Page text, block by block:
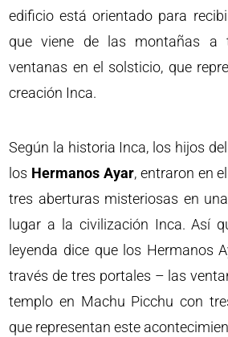
edificio está orientado para
que viene de las montañas a
ventanas en el solsticio, que
creación Inca.
Según la historia Inca, los hijos
los Hermanos Ayar, entraron en
tres aberturas misteriosas en
lugar a la civilización Inca. Así
leyenda dice que los Hermanos
través de tres portales – las
templo en Machu Picchu con
que representan este